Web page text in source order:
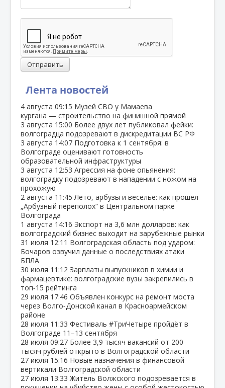
Лента новостей
4 августа 09:15 Музей СВО у Мамаева
кургана — строительство на финишной прямой
3 августа 15:00 Более двух лет публиковал фейки:
волгоградца подозревают в дискредитации ВС РФ
3 августа 14:07 Подготовка к 1 сентября: в
Волгограде оценивают готовность
образовательной инфраструктуры
3 августа 12:53 Агрессия на фоне опьянения:
волгоградку подозревают в нападении с ножом на
прохожую
2 августа 11:45 Лето, арбузы и веселье: как прошёл
„Арбузный переполох“ в Центральном парке
Волгограда
1 августа 14:16 Экспорт на 3,6 млн долларов: как
волгоградский бизнес выходит на зарубежные рынки
31 июля 12:11 Волгоградская область под ударом:
Бочаров озвучил данные о последствиях атаки
БПЛА
30 июля 11:12 Зарплаты выпускников в химии и
фармацевтике: волгоградские вузы закрепились в
топ‑15 рейтинга
29 июля 17:46 Объявлен конкурс на ремонт моста
через Волго‑Донской канал в Красноармейском
районе
28 июля 11:33 Фестиваль #ТриЧетыре пройдёт в
Волгограде 11–13 сентября
28 июля 09:27 Более 3,9 тысяч вакансий от 200
тысяч рублей открыто в Волгоградской области
27 июля 15:16 Новые назначения в финансовой
вертикали Волгоградской области
27 июля 13:33 Житель Волжского подозревается в
Отправить